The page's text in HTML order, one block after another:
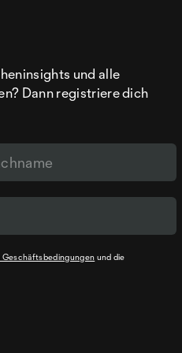
und alle
Dann registriere dich
Geschäftsbedingungen und die